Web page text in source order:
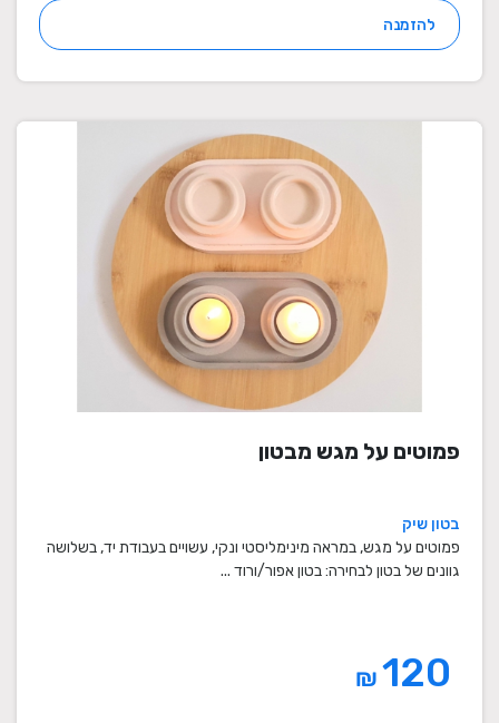
להזמנה
פמוטים על מגש מבטון
בטון שיק
פמוטים על מגש, במראה מינימליסטי ונקי, עשויים בעבודת יד, בשלושה
גוונים של בטון לבחירה: בטון אפור/ורוד ...
₪